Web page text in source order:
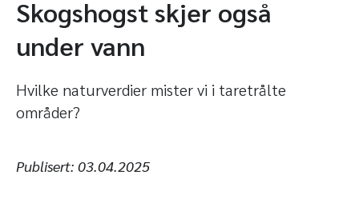
Skogshogst skjer også
under vann
Hvilke naturverdier mister vi i taretrålte
områder?
Publisert: 03.04.2025